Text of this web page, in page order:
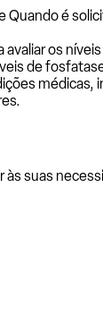
Quando é
os
de
médicas,
às suas